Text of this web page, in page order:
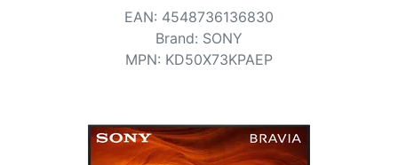
Catégories
EAN: 4548736136830
Brand: SONY
MPN: KD50X73KPAEP